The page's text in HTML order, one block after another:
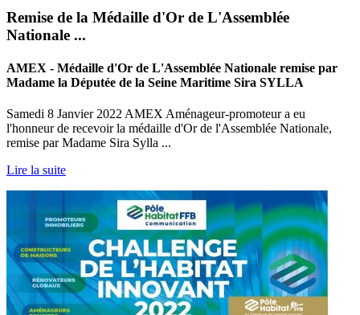
Remise de la Médaille d'Or de L'Assemblée
Nationale ...
AMEX - Médaille d'Or de L'Assemblée Nationale remise par
Madame la Députée de la Seine Maritime Sira SYLLA
Samedi 8 Janvier 2022 AMEX Aménageur-promoteur a eu
l'honneur de recevoir la médaille d'Or de l'Assemblée Nationale,
remise par Madame Sira Sylla ...
Lire la suite